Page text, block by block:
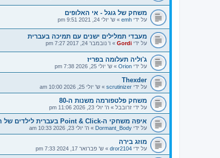
משחק של גוגל - אי האלופים
על ידי emh
» ש' יולי 24, 2021 9:51 pm
מעבדי תמלילים ישנים עם תמיכה בעברית
על ידי Gordi
» ו' נובמבר 24, 2017 7:27 pm
ג'וליה תעלומה בפריז
על ידי Orion
» ש' יולי 25, 2026 7:38 pm
Thexder
על ידי scrutinizer
» ש' יולי 25, 2026 10:00 am
משחק פלטפורמה משנות ה-80
על ידי זרובבל » ה' יולי 23, 2026 11:06 pm
איפה משחקי ה-Point & Click בעברית לילדים של היום?
על ידי Dormant_Body
» ה' יולי 23, 2026 10:33 am
מוזג בירה
על ידי dror2104
» ש' פברואר 17, 2024 7:33 pm